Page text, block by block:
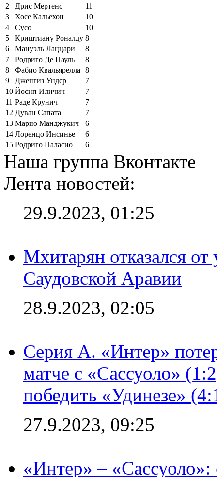
2
Дрис Мертенс
11
3
Хосе Кальехон
10
4
Сусо
10
5
Криштиану Роналду 8
6
Мануэль Лаццари
8
7
Родриго Де Пауль
8
8
Фабио Квальярелла
8
9
Дженгиз Ундер
7
10 Йосип Иличич
7
11 Раде Крунич
7
12 Дуван Сапата
7
13 Марио Манджукич
6
14 Лоренцо Инсинье
6
15 Родриго Паласио 6
Наша группа Вконтакте
Лента новостей:
29.9.2023, 01:25
Мхитарян отказался от
Саудовской Аравии
28.9.2023, 02:05
Серия А. «Интер»
матче с «Сассуоло»
победить «Удинезе»
27.9.2023, 09:25
«Интер» –